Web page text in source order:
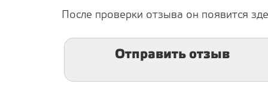
После проверки отзыва он появится
Отправить отзыв